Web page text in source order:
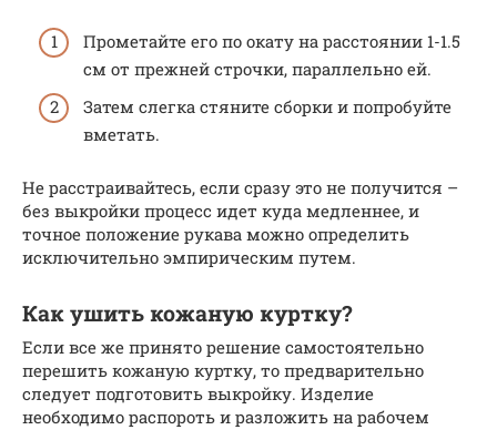
Прометайте его по окату на расстоянии 1-1.5
см от прежней строчки, параллельно ей.
Затем слегка стяните сборки и попробуйте
вметать.
Не расстраивайтесь, если сразу это не получится –
без выкройки процесс идет куда медленнее, и
точное положение рукава можно определить
исключительно эмпирическим путем.
Как ушить кожаную куртку?
Если все же принято решение самостоятельно
перешить кожаную куртку, то предварительно
следует подготовить выкройку. Изделие
необходимо распороть и разложить на рабочем